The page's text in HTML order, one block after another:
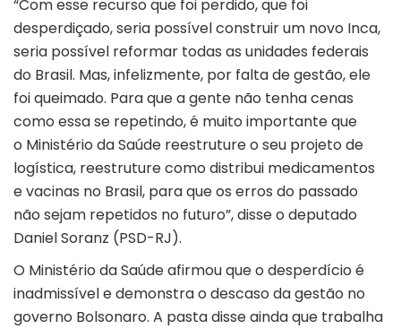
“Com esse recurso que foi perdido, que foi
desperdiçado, seria possível construir um novo Inca,
seria possível reformar todas as unidades federais
do Brasil. Mas, infelizmente, por falta de gestão, ele
foi queimado. Para que a gente não tenha cenas
como essa se repetindo, é muito importante que
o Ministério da Saúde reestruture o seu projeto de
logística, reestruture como distribui medicamentos
e vacinas no Brasil, para que os erros do passado
não sejam repetidos no futuro”, disse o deputado
Daniel Soranz (PSD-RJ).
O Ministério da Saúde afirmou que o desperdício é
inadmissível e demonstra o descaso da gestão no
governo Bolsonaro. A pasta disse ainda que trabalha